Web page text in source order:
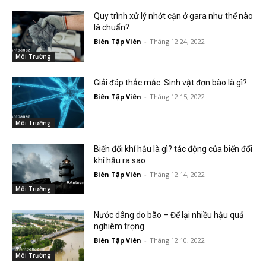
Môi Trường
Quy trình xử lý nhớt cặn ở gara như thế nào
là chuẩn?
Biên Tập Viên - Tháng 12 24, 2022
Môi Trường
Giải đáp thắc mắc: Sinh vật đơn bào là gì?
Biên Tập Viên - Tháng 12 15, 2022
Môi Trường
Biến đổi khí hậu là gì? tác động của biến đổi
khí hậu ra sao
Biên Tập Viên - Tháng 12 14, 2022
Môi Trường
Nước dâng do bão – Để lại nhiều hậu quả
nghiêm trọng
Biên Tập Viên - Tháng 12 10, 2022